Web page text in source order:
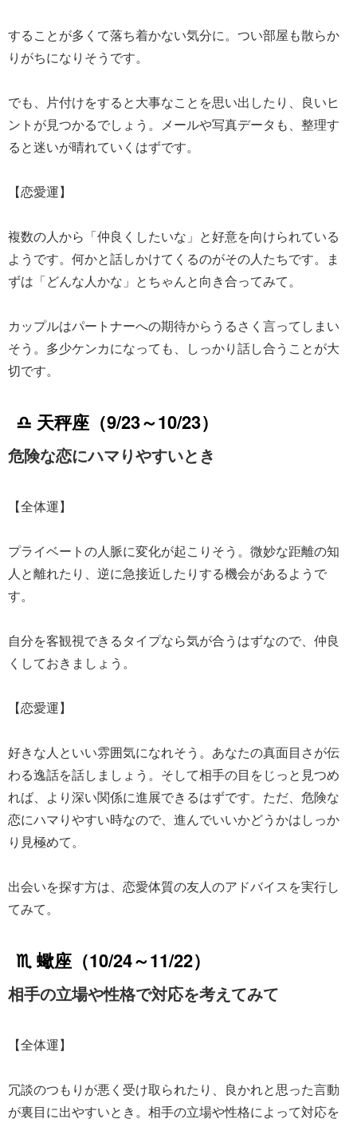
することが多くて落ち着かない気分に。つい部屋も散らか
りがちになりそうです。
でも、片付けをすると大事なことを思い出したり、良いヒ
ントが見つかるでしょう。メールや写真データも、整理す
ると迷いが晴れていくはずです。
【恋愛運】
複数の人から「仲良くしたいな」と好意を向けられている
ようです。何かと話しかけてくるのがその人たちです。ま
ずは「どんな人かな」とちゃんと向き合ってみて。
カップルはパートナーへの期待からうるさく言ってしまい
そう。多少ケンカになっても、しっかり話し合うことが大
切です。
♎ 天秤座（9/23～10/23）
危険な恋にハマりやすいとき
【全体運】
プライベートの人脈に変化が起こりそう。微妙な距離の知
人と離れたり、逆に急接近したりする機会があるようで
す。
自分を客観視できるタイプなら気が合うはずなので、仲良
くしておきましょう。
【恋愛運】
好きな人といい雰囲気になれそう。あなたの真面目さが伝
わる逸話を話しましょう。そして相手の目をじっと見つめ
れば、より深い関係に進展できるはずです。ただ、危険な
恋にハマりやすい時なので、進んでいいかどうかはしっか
り見極めて。
出会いを探す方は、恋愛体質の友人のアドバイスを実行し
てみて。
♏ 蠍座（10/24～11/22）
相手の立場や性格で対応を考えてみて
【全体運】
冗談のつもりが悪く受け取られたり、良かれと思った言動
が裏目に出やすいとき。相手の立場や性格によって対応を